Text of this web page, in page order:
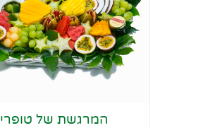
המרגשת של טופרי